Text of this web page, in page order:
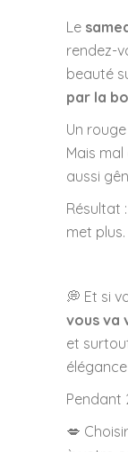
Le
rendez-
beauté
par la
Un
Mais
aussi
Résultat
met plus.
💭 Et si
vous va
et
Pendant
💋